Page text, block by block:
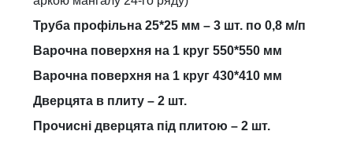
Труба профільна 25*25 мм – 3 шт. по 0,8 м/п
Варочна поверхня на 1 круг 550*550 мм
Варочна поверхня на 1 круг 430*410 мм
Дверцята в плиту – 2 шт.
Прочисні дверцята під плитою – 2 шт.